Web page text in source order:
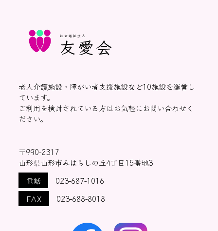
社会福祉法人
友愛会
老人介護施設・障がい者支援施設など10施設を運営し
ています。
ご利用を検討されている方はお気軽にお問い合わせく
ださい。
〒990-2317
山形県山形市みはらしの丘4丁目15番地3
電話
023-687-1016
FAX
023-688-8018